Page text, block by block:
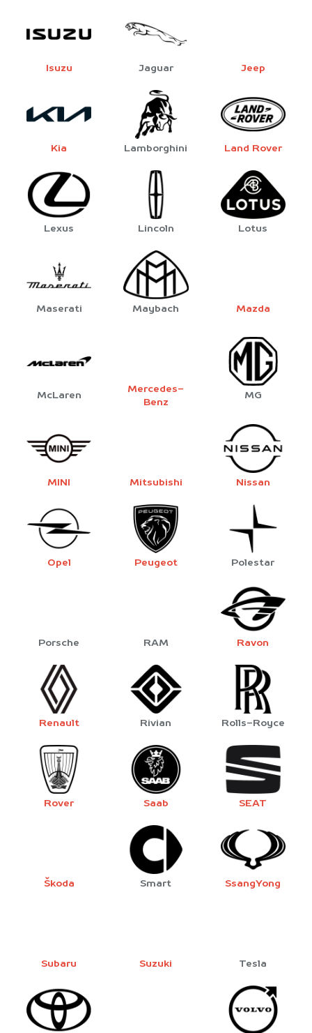
Isuzu Jaguar Jeep
Kia Lamborghini Land Rover
Lexus Lincoln Lotus
Maserati Maybach Mazda
McLaren
Mercedes-
Benz
MG
MINI Mitsubishi Nissan
Opel Peugeot Polestar
Porsche RAM Ravon
Renault Rivian Rolls-Royce
Rover Saab SEAT
Škoda Smart SsangYong
Subaru Suzuki Tesla